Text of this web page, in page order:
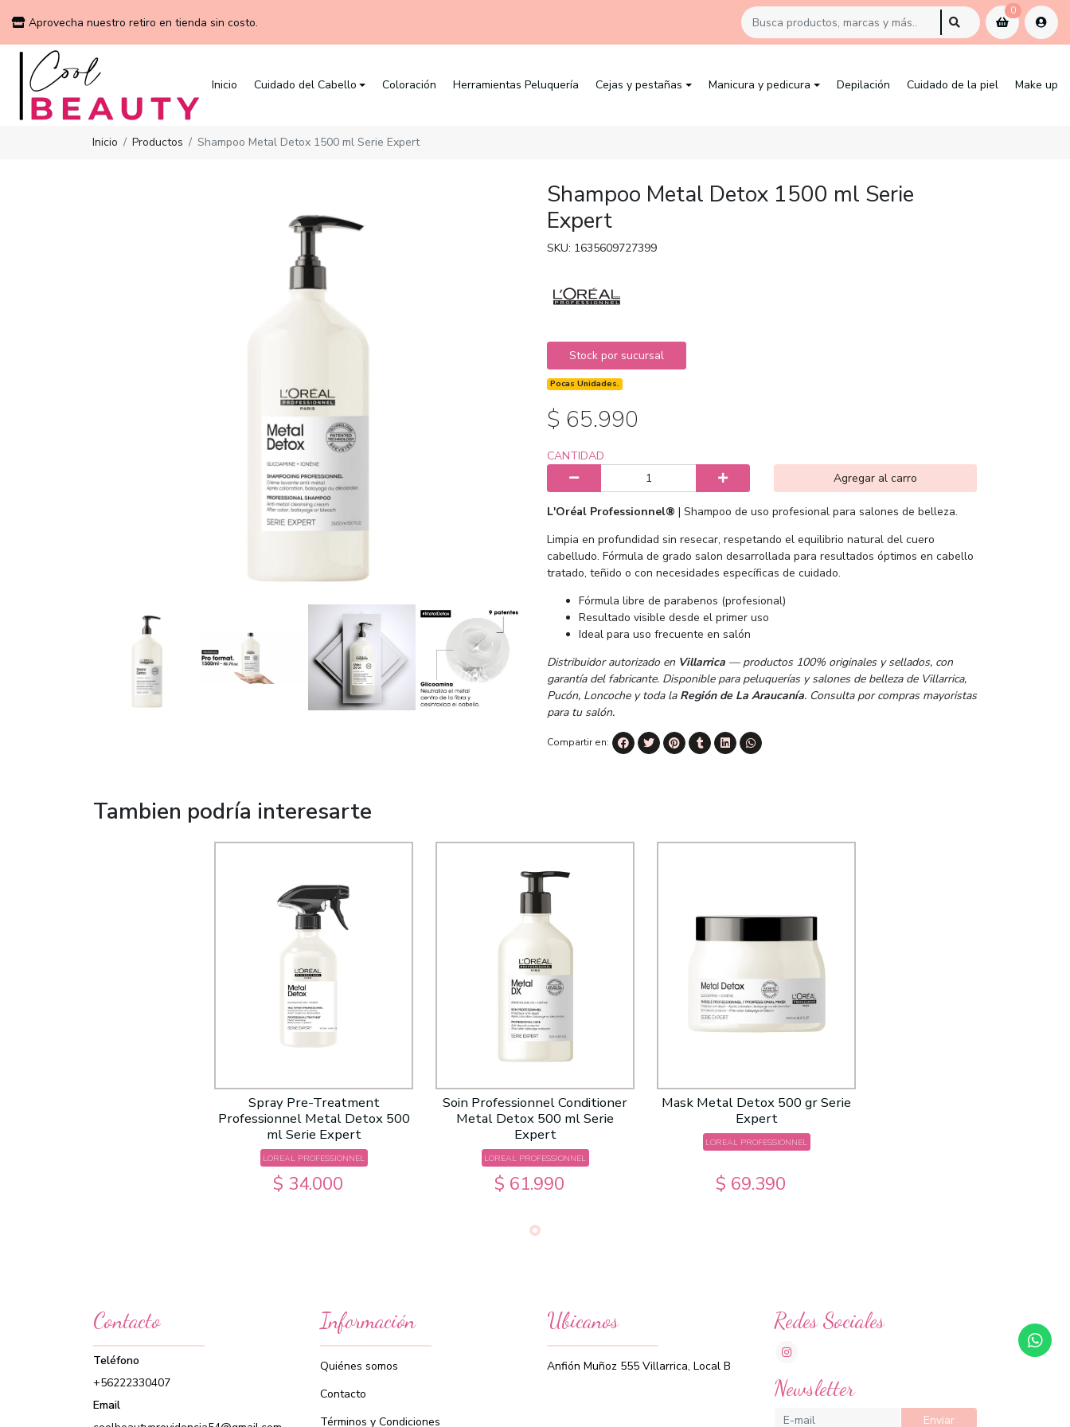
Aprovecha nuestro retiro en tienda sin costo.
0
Inicio Cuidado del Cabello Coloración Herramientas Peluquería Cejas y pestañas Manicura y pedicura Depilación Cuidado de la piel Make up
Inicio Productos Shampoo Metal Detox 1500 ml Serie Expert
Shampoo Metal Detox 1500 ml Serie
Expert
SKU: 1635609727399
Stock por sucursal
Pocas Unidades.
$ 65.990
CANTIDAD
Agregar al carro
L'Oréal Professionnel® | Shampoo de uso profesional para salones de belleza.
Limpia en profundidad sin resecar, respetando el equilibrio natural del cuero
cabelludo. Fórmula de grado salon desarrollada para resultados óptimos en cabello
tratado, teñido o con necesidades específicas de cuidado.
Fórmula libre de parabenos (profesional)
Resultado visible desde el primer uso
Ideal para uso frecuente en salón
Distribuidor autorizado en Villarrica — productos 100% originales y sellados, con
garantía del fabricante. Disponible para peluquerías y salones de belleza de Villarrica,
Pucón, Loncoche y toda la Región de La Araucanía. Consulta por compras mayoristas
para tu salón.
Compartir en:
Tambien podría interesarte
Spray Pre-Treatment
Professionnel Metal Detox 500
ml Serie Expert
LOREAL PROFESSIONNEL
$ 34.000
Soin Professionnel Conditioner
Metal Detox 500 ml Serie
Expert
LOREAL PROFESSIONNEL
$ 61.990
Mask Metal Detox 500 gr Serie
Expert
LOREAL PROFESSIONNEL
$ 69.390
Contacto
Teléfono
+56222330407
Email
Información
Quiénes somos
Contacto
Términos y Condiciones
Ubicanos
Anfión Muñoz 555 Villarrica, Local B
Redes Sociales
Newsletter
Enviar